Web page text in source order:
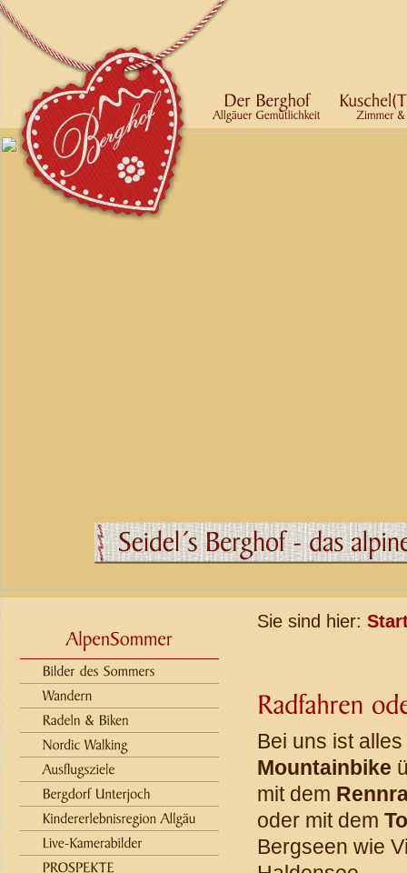
Sie sind hier:
Bei uns ist
Mountainbike
mit dem
oder mit dem
Bergseen wie